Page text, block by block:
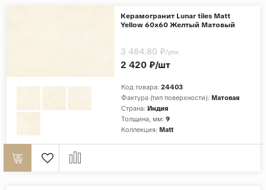
Керамогранит Lunar tiles Matt
Yellow 60x60 Желтый Матовый
Код товара: 24403
Фактура (тип поверхности): Матовая
Страна: Индия
Толщина, мм: 9
Коллекция: Matt
2 420 ₽/шт
3 484.80 ₽/упк